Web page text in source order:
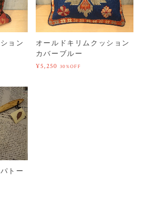
ョン
オールドキリムクッション
カバーブルー
¥5,250 30%OFF
トー